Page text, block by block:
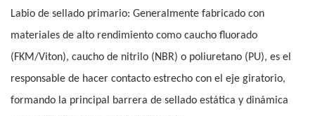
Labio de sellado primario: Generalmente fabricado con
materiales de alto rendimiento como caucho fluorado
(FKM/Viton), caucho de nitrilo (NBR) o poliuretano (PU), es el
responsable de hacer contacto estrecho con el eje giratorio,
formando la principal barrera de sellado estática y dinámica